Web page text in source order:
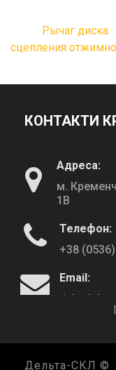
Рычаг диска
сцепления
КОНТАКТИ
Адреса:
м.
1В
Телефон:
+38
Email:
КОНТАКТИ
Дельта-СКЛ ©